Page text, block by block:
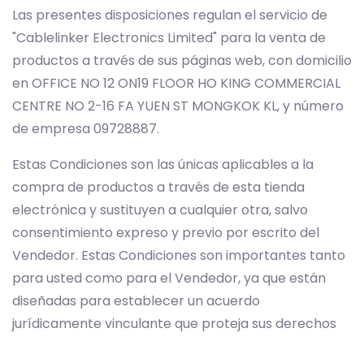
Las presentes disposiciones regulan el servicio de
"Cablelinker Electronics Limited" para la venta de
productos a través de sus páginas web, con domicilio
en OFFICE NO 12 ON19 FLOOR HO KING COMMERCIAL
CENTRE NO 2-16 FA YUEN ST MONGKOK KL, y número
de empresa 09728887.
Estas Condiciones son las únicas aplicables a la
compra de productos a través de esta tienda
electrónica y sustituyen a cualquier otra, salvo
consentimiento expreso y previo por escrito del
Vendedor. Estas Condiciones son importantes tanto
para usted como para el Vendedor, ya que están
diseñadas para establecer un acuerdo
jurídicamente vinculante que proteja sus derechos